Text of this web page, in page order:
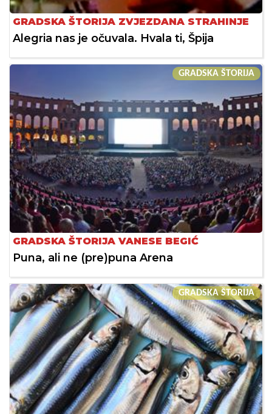
GRADSKA ŠTORIJA ZVJEZDANA STRAHINJE
Alegria nas je očuvala. Hvala ti, Špija
GRADSKA ŠTORIJA
GRADSKA ŠTORIJA VANESE BEGIĆ
Puna, ali ne (pre)puna Arena
GRADSKA ŠTORIJA